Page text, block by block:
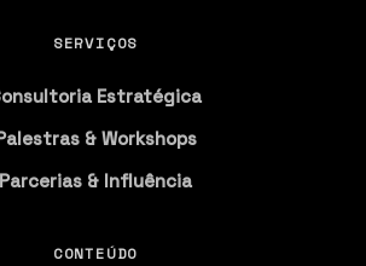
SERVIÇOS
Estratégica
& Workshops
Parcerias & Influência
CONTEÚDO